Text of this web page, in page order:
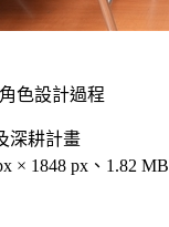
色設計過程
深耕計畫
× 1848 px、1.82 MB